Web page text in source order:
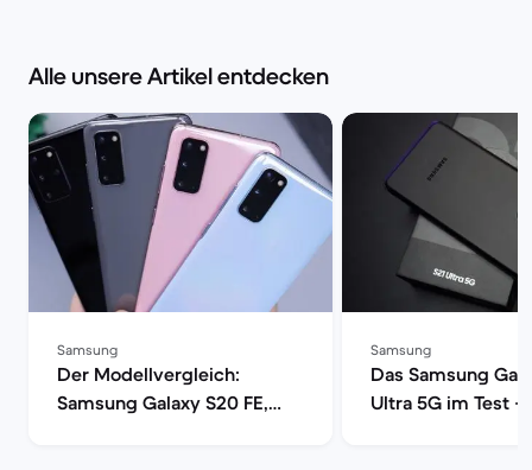
Alle unsere Artikel entdecken
Samsung
Der Modellvergleich:
Samsung Galaxy S20 FE,
Samsung
Das Samsung
Ultra 5G im Test –